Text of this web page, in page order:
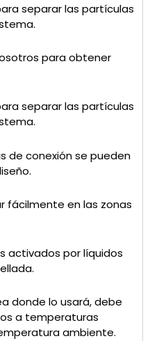
separar las partículas
para obtener
separar las partículas
de conexión se pueden
fácilmente en las zonas
activados por líquidos
donde lo usará, debe
a temperaturas
ambiente.